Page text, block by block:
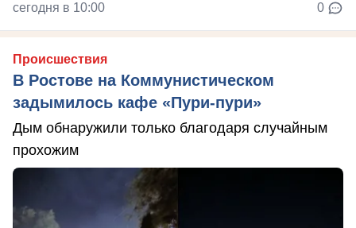
сегодня в 10:00 0
Происшествия
В Ростове на Коммунистическом
задымилось кафе «Пури-пури»
Дым обнаружили только благодаря случайным
прохожим